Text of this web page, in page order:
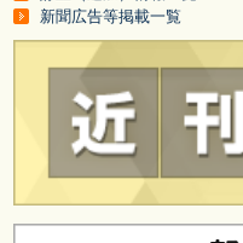
新聞広告等掲載一覧